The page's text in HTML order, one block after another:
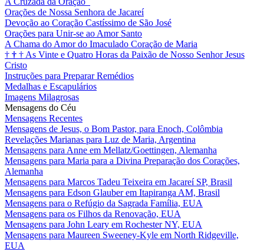
Orações de Nossa Senhora de Jacareí
Devoção ao Coração Castíssimo de São José
Orações para Unir-se ao Amor Santo
A Chama do Amor do Imaculado Coração de Maria
† † † As Vinte e Quatro Horas da Paixão de Nosso Senhor Jesus
Cristo
Instruções para Preparar Remédios
Medalhas e Escapulários
Imagens Milagrosas
Mensagens do Céu
Mensagens Recentes
Mensagens de Jesus, o Bom Pastor, para Enoch, Colômbia
Revelações Marianas para Luz de Maria, Argentina
Mensagens para Anne em Mellatz/Goettingen, Alemanha
Mensagens para Maria para a Divina Preparação dos Corações,
Alemanha
Mensagens para Marcos Tadeu Teixeira em Jacareí SP, Brasil
Mensagens para Edson Glauber em Itapiranga AM, Brasil
Mensagens para o Refúgio da Sagrada Família, EUA
Mensagens para os Filhos da Renovação, EUA
Mensagens para John Leary em Rochester NY, EUA
Mensagens para Maureen Sweeney-Kyle em North Ridgeville,
EUA